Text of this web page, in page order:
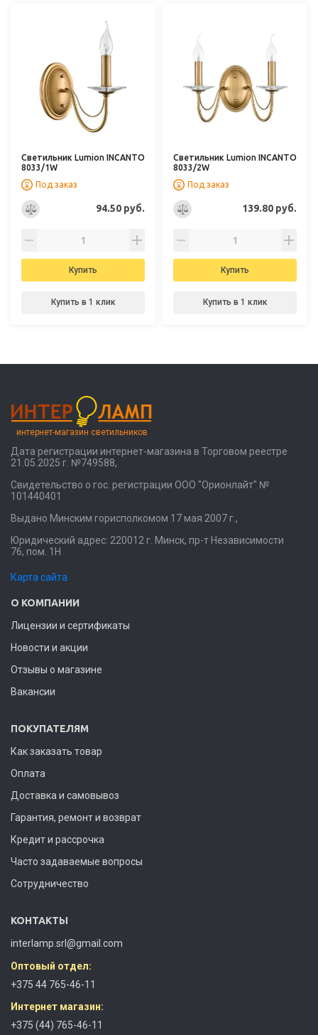
Светильник Lumion INCANTO
8033/1W
Под заказ
94.50 руб.
Купить
Купить в 1 клик
Светильник Lumion INCANTO
8033/2W
Под заказ
139.80 руб.
Купить
Купить в 1 клик
интернет-магазин светильников
Дата регистрации интернет-магазина в Торговом реестре
21.05.2025 г. №749588,
Свидетельство о гос. регистрации ООО "Орионлайт" №
101440401
Выдано Минским горисполкомом 17 мая 2007 г.,
Юридический адрес: 220012 г. Минск, пр-т Независимости
76, пом. 1Н
Карта сайта
О КОМПАНИИ
Лицензии и сертификаты
Новости и акции
Отзывы о магазине
Вакансии
ПОКУПАТЕЛЯМ
Как заказать товар
Оплата
Доставка и самовывоз
Гарантия, ремонт и возврат
Кредит и рассрочка
Часто задаваемые вопросы
Сотрудничество
КОНТАКТЫ
interlamp.srl@gmail.com
Оптовый отдел:
+375 44 765-46-11
Интернет магазин:
+375 (44) 765-46-11